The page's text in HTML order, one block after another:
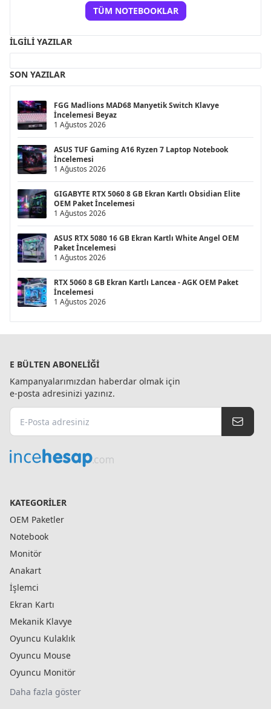
TÜM NOTEBOOKLAR
İLGILI YAZILAR
SON YAZILAR
FGG Madlions MAD68 Manyetik Switch Klavye
İncelemesi Beyaz
1 Ağustos 2026
ASUS TUF Gaming A16 Ryzen 7 Laptop Notebook
İncelemesi
1 Ağustos 2026
GIGABYTE RTX 5060 8 GB Ekran Kartlı Obsidian Elite
OEM Paket İncelemesi
1 Ağustos 2026
ASUS RTX 5080 16 GB Ekran Kartlı White Angel OEM
Paket İncelemesi
1 Ağustos 2026
RTX 5060 8 GB Ekran Kartlı Lancea - AGK OEM Paket
İncelemesi
1 Ağustos 2026
E BÜLTEN ABONELIĞI
Kampanyalarımızdan haberdar olmak için
e-posta adresinizi yazınız.
KATEGORILER
OEM Paketler
Notebook
Monitör
Anakart
İşlemci
Ekran Kartı
Mekanik Klavye
Oyuncu Kulaklık
Oyuncu Mouse
Oyuncu Monitör
Daha fazla göster